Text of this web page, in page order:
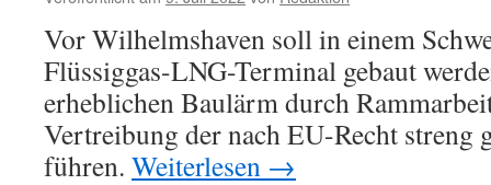
Vor Wilhelmshaven soll in einem
Flüssiggas-LNG-Terminal gebaut
erheblichen Baulärm durch
Vertreibung der nach EU-Recht streng
führen. Weiterlesen →